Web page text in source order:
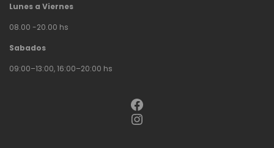
Lunes a Viernes
08.00 -20.00 hs
Sabados
09:00–13:00, 16:00–20:00 hs
Facebook
Instagram